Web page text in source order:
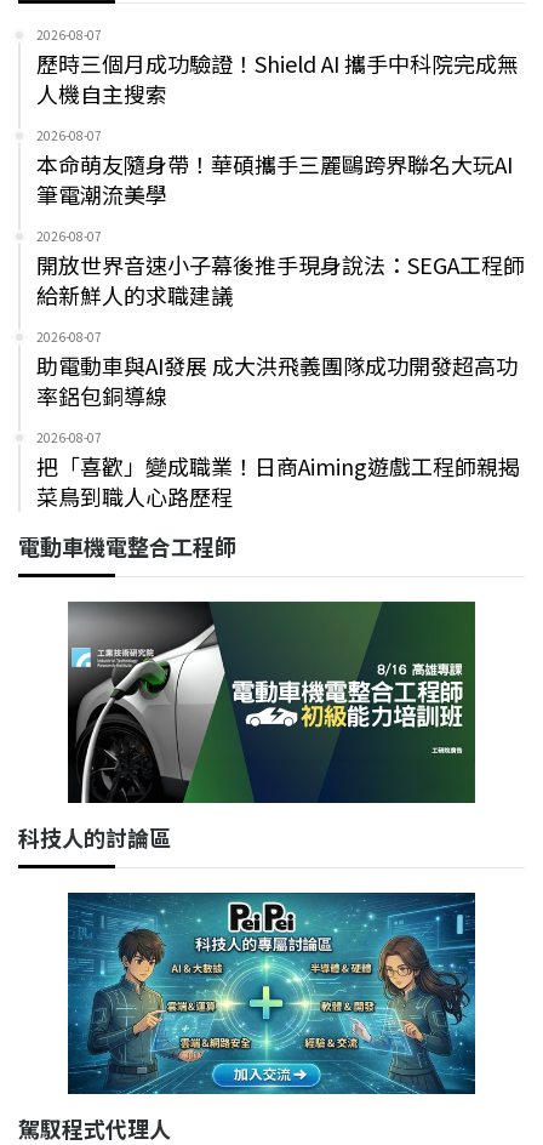
2026-08-07
歷時三個月成功驗證！Shield AI 攜手中科院完成無
人機自主搜索
2026-08-07
本命萌友隨身帶！華碩攜手三麗鷗跨界聯名大玩AI
筆電潮流美學
2026-08-07
開放世界音速小子幕後推手現身說法：SEGA工程師
給新鮮人的求職建議
2026-08-07
助電動車與AI發展 成大洪飛義團隊成功開發超高功
率鋁包銅導線
2026-08-07
把「喜歡」變成職業！日商Aiming遊戲工程師親揭
菜鳥到職人心路歷程
電動車機電整合工程師
科技人的討論區
駕馭程式代理人